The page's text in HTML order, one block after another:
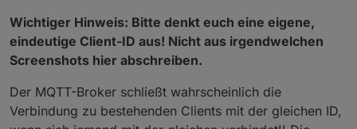
Wichtiger Hinweis: Bitte denkt euch eine eigene,
eindeutige Client-ID aus! Nicht aus irgendwelchen
Screenshots hier abschreiben.
Der MQTT-Broker schließt wahrscheinlich die
Verbindung zu bestehenden Clients mit der gleichen ID,